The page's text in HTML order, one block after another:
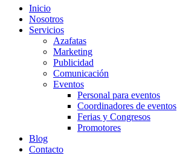
Inicio
Nosotros
Servicios
Azafatas
Marketing
Publicidad
Comunicación
Eventos
Personal para eventos
Coordinadores de eventos
Ferias y Congresos
Promotores
Blog
Contacto